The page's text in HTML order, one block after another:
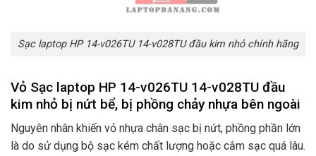
Sạc laptop HP 14-v026TU 14-v028TU đầu kim nhỏ chính hãng
Vỏ Sạc laptop HP 14-v026TU 14-v028TU đầu
kim nhỏ bị nứt bể, bị phồng chảy nhựa bên ngoài
Nguyên nhân khiến vỏ nhựa chân sạc bị nứt, phồng phần lớn
là do sử dụng bộ sạc kém chất lượng hoặc cắm sạc quá lâu.